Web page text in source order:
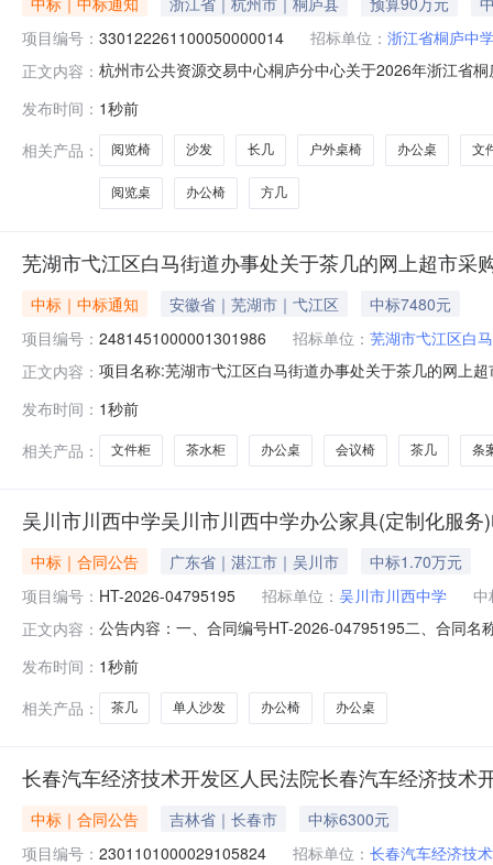
项目编号： 330122261100050000014 招标单位： 浙江省桐庐中
正文内容： 杭州市公共资源交易中心桐庐分中心关于2026年浙江省
819400（元）杭州卓尚科教用品有限公司浙江省杭州市
发布时间： 1秒前
相关产品：
阅览椅 沙发 长几 户外桌椅 办公桌 文
阅览桌 办公椅 方几
芜湖市弋江区白马街道办事处关于茶几的网上超市采
中标｜中标通知 安徽省｜芜湖市｜弋江区
中标7480元
项目编号： 2481451000001301986 招标单位： 芜湖市弋江区白
正文内容： 项目名称:芜湖市弋江区白马街道办事处关于茶几的网上
马街道办事处采购单位地址:/三、成交信息交易方式:议
发布时间： 1秒前
相关产品：
文件柜 茶水柜 办公桌 会议椅 茶几 条
吴川市川西中学吴川市川西中学办公家具(定制化服
中标｜合同公告 广东省｜湛江市｜吴川市
中标1.70万元
项目编号： HT-2026-04795195 招标单位： 吴川市川西中学
中
正文内容： 公告内容：一、合同编号HT-2026-04795195二、合同
科技有限公司地址：湛江经济技术开发区乐金路19号上
发布时间： 1秒前
相关产品：
茶几 单人沙发 办公椅 办公桌
长春汽车经济技术开发区人民法院长春汽车经济技
中标｜合同公告 吉林省｜长春市
中标6300元
项目编号： 2301101000029105824 招标单位： 长春汽车经济技